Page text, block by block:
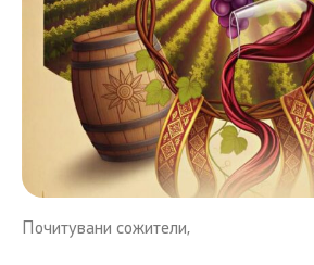
Почитувани сожители,